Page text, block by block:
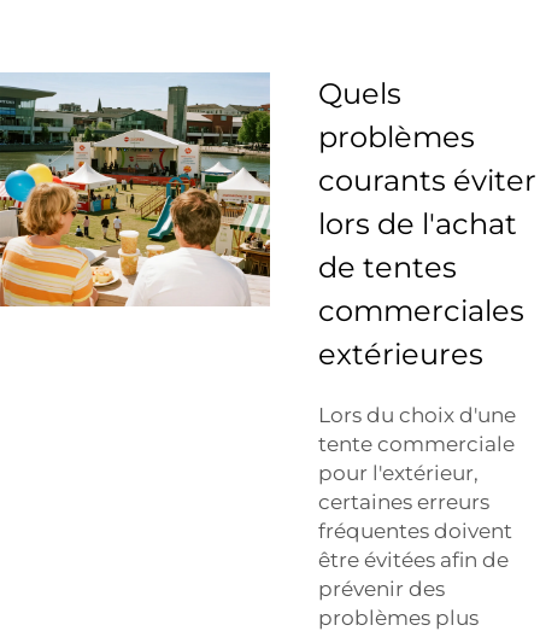
Quels
problèmes
courants éviter
lors de l'achat
de tentes
commerciales
extérieures
Lors du choix d'une
tente commerciale
pour l'extérieur,
certaines erreurs
fréquentes doivent
être évitées afin de
prévenir des
problèmes plus